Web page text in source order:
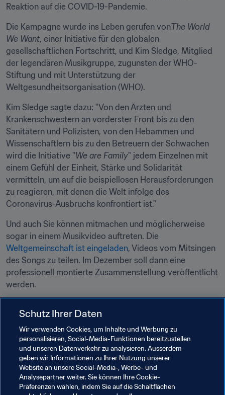
Reaktion auf die COVID-19-Pandemie.
Die Kampagne wurde ins Leben gerufen vonThe World
We Want, einer Initiative für den globalen
gesellschaftlichen Fortschritt, und Kim Sledge, Mitglied
der legendären Musikgruppe, zugunsten der WHO-
Stiftung und mit Unterstützung der
Weltgesundheitsorganisation (WHO).
Kim Sledge sagte dazu: "Von den Ärzten und
Krankenschwestern an vorderster Front bis zu den
Sanitätern und Polizisten, von den Hebammen und
Wissenschaftlern bis zu den Betreuern der Schwachen
wird die Initiative "We are Family" jedem Einzelnen mit
einem Gefühl der Einheit, Stärke und Solidarität
vermitteln, um auf die beispiellosen Herausforderungen
zu reagieren, mit denen die Welt infolge des
Coronavirus-Ausbruchs konfrontiert ist."
Und auch Sie können mitmachen und möglicherweise
Weltgemeinschaft ist eingeladen, Videos vom Mitsingen
des Songs zu teilen. Im Dezember soll dann eine
professionell montierte Zusammenstellung veröffentlicht
werden.
entschlossener Unterstützer der WHO-Kampagnen.
Weitere Informationen zu dieser Initiative und zu den
anderen Aktionen, mit denen der Weltfussballverband
zum Kampf gegen die Pandemie beiträgt, finden Sie in
unserem COVID-19-Ressourcen-Center.
Schutz Ihrer Daten
Wir verwenden Cookies, um Inhalte und Werbung zu
personalisieren, Social-Media-Funktionen bereitzustellen
und unseren Datenverkehr zu analysieren. Ausserdem
geben wir Informationen zu Ihrer Nutzung unserer
Website an unsere Social-Media-, Werbe- und
Analysepartner weiter. Sie können Ihre Cookie-
Präferenzen wählen, indem Sie auf die Schaltflächen